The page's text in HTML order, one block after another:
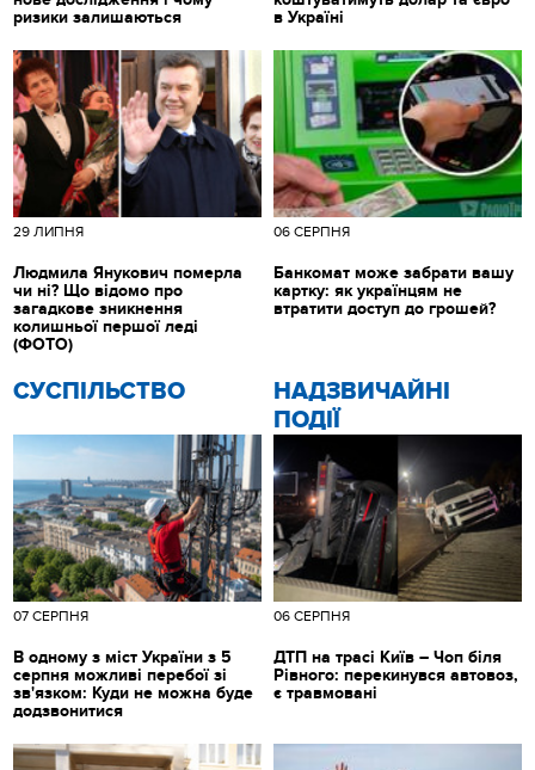
ризики залишаються
в Україні
CУСПІЛЬСТВО
07 СЕРПНЯ
В одному з міст України з 5
серпня можливі перебої зі
зв'язком: Куди не можна буде
додзвонитися
НАДЗВИЧАЙНІ
ПОДІЇ
06 СЕРПНЯ
ДТП на трасі Київ – Чоп біля
Рівного: перекинувся автовоз,
є травмовані
29 ЛИПНЯ
Людмила Янукович померла
чи ні? Що відомо про
загадкове зникнення
колишньої першої леді
(ФОТО)
06 СЕРПНЯ
Банкомат може забрати вашу
картку: як українцям не
втратити доступ до грошей?